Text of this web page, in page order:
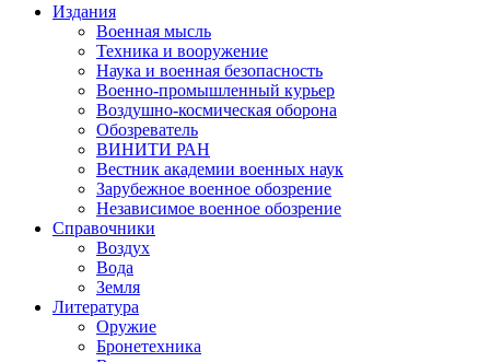
Издания
Военная мысль
Техника и вооружение
Наука и военная безопасность
Военно-промышленный курьер
Воздушно-космическая оборона
Обозреватель
ВИНИТИ РАН
Вестник академии военных наук
Зарубежное военное обозрение
Независимое военное обозрение
Справочники
Воздух
Вода
Земля
Литература
Оружие
Бронетехника